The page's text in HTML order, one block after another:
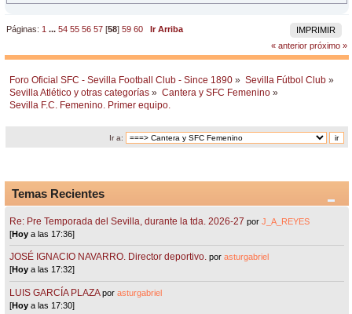
IMPRIMIR
Páginas: 1 ...54 55 56 57 [58]59 60
Ir Arriba
« anterior próximo »
Foro Oficial SFC - Sevilla Football Club - Since 1890 » Sevilla Fútbol Club »
Sevilla Atlético y otras categorías » Cantera y SFC Femenino »
Sevilla F.C. Femenino. Primer equipo.
Ir a:
Temas Recientes
Re: Pre Temporada del Sevilla, durante la tda. 2026-27 porJ_A_REYES
[Hoy a las 17:36]
JOSÉ IGNACIO NAVARRO. Director deportivo. porasturgabriel
[Hoy a las 17:32]
LUIS GARCÍA PLAZA porasturgabriel
[Hoy a las 17:30]